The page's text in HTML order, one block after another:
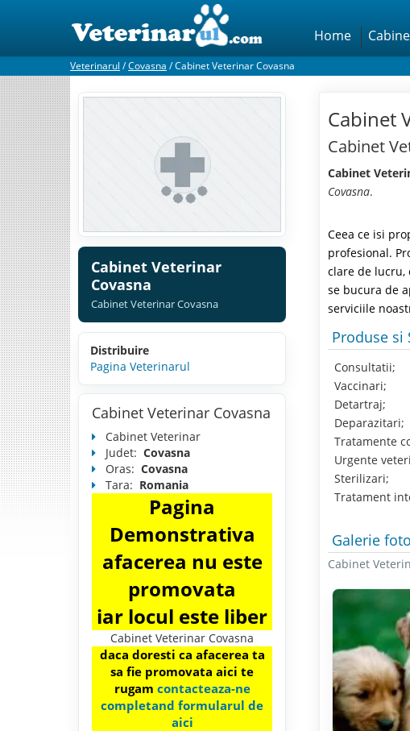
Home
Veterinarul /Covasna /Cabinet Veterinar Covasna
Cabinet Veterinar
Covasna
Cabinet Veterinar Covasna
Distribuire
Pagina Veterinarul
Cabinet Veterinar Covasna
Cabinet Veterinar
Judet: Covasna
Oras: Covasna
Tara: Romania
Pagina
Demonstrativa
afacerea nu este
promovata
iar locul este liber
Cabinet Veterinar Covasna
daca doresti ca afacerea ta
sa fie promovata aici te
rugam contacteaza-ne
completand formularul de
aici
Cabinet
Cabinet
Cabinet
Covasna.
Ceea ce isi
profesional.
clare de lucru,
se bucura de
serviciile
Produse si
Consultatii;
Vaccinari;
Detartraj;
Deparazitari;
Tratamente
Urgente
Sterilizari;
Tratament
Galerie foto
Cabinet